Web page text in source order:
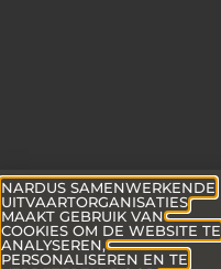
NARDUS SAMENWERKENDE
UITVAARTORGANISATIES
MAAKT GEBRUIK VAN
COOKIES OM DE WEBSITE TE
ANALYSEREN,
PERSONALISEREN EN TE